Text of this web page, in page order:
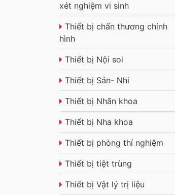
xét nghiệm vi sinh
Thiết bị chấn thương chỉnh
hình
Thiết bị Nội soi
Thiết bị Sản- Nhi
Thiết bị Nhãn khoa
Thiết bị Nha khoa
Thiết bị phòng thí nghiệm
Thiết bị tiệt trùng
Thiết bị Vật lý trị liệu